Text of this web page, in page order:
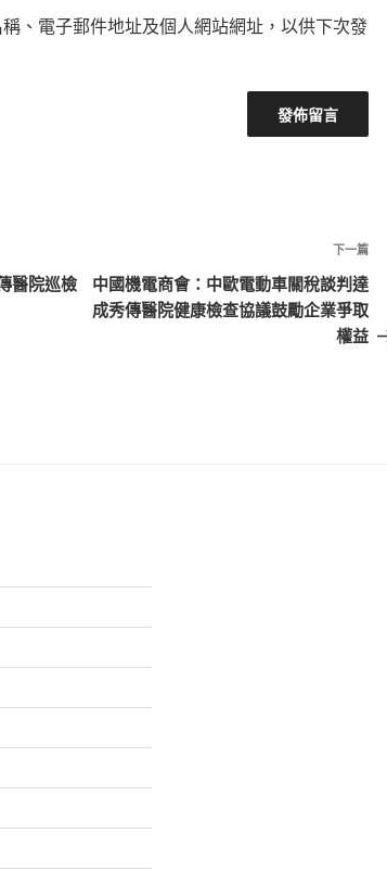
、電子郵件地址及個人網站網址，以供下次發
醫院巡檢
下
一
篇
文
下一篇
中國機電商會：中歐電動車關稅談判達
成秀傳醫院健康檢查協議鼓勵企業爭取
權益